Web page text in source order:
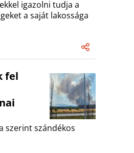
igazolni tudja a
a saját lakossága
fel
szerint szándékos